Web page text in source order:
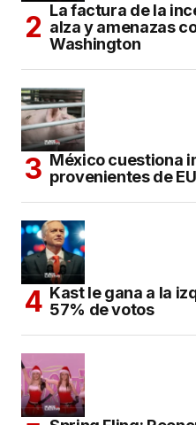
La factura de la
alza y amenazas
Washington
México cuestiona
provenientes de
Kast le gana a la
57% de votos